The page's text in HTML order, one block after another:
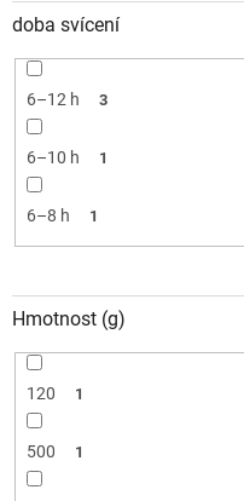
doba svícení
6–12 h 3
6–10 h 1
6–8 h 1
Hmotnost (g)
120 1
500 1